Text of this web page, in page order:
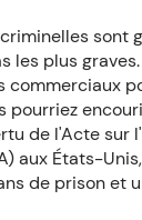
sont
les plus
commerciaux
pourriez
de l'Acte sur
aux États-
de prison et